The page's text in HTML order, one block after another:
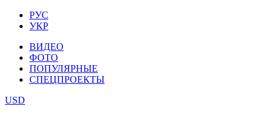
РУС
УКР
ВИДЕО
ФОТО
ПОПУЛЯРНЫЕ
СПЕЦПРОЕКТЫ
USD